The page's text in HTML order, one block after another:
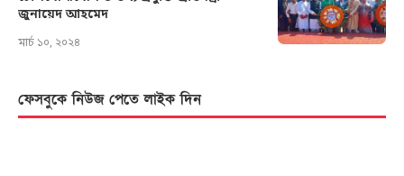
জুনায়েদ আহমেদ
মার্চ ১০, ২০২৪
ফেসবুকে নিউজ পেতে লাইক দিন